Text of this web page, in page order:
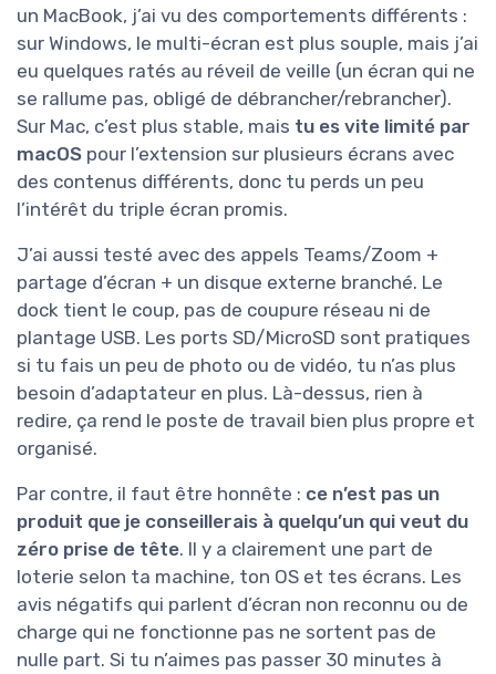
un MacBook, j’ai vu des comportements différents :
sur Windows, le multi-écran est plus souple, mais j’ai
eu quelques ratés au réveil de veille (un écran qui ne
se rallume pas, obligé de débrancher/rebrancher).
Sur Mac, c’est plus stable, mais tu es vite limité par
macOS pour l’extension sur plusieurs écrans avec
des contenus différents, donc tu perds un peu
l’intérêt du triple écran promis.
J’ai aussi testé avec des appels Teams/Zoom +
partage d’écran + un disque externe branché. Le
dock tient le coup, pas de coupure réseau ni de
plantage USB. Les ports SD/MicroSD sont pratiques
si tu fais un peu de photo ou de vidéo, tu n’as plus
besoin d’adaptateur en plus. Là-dessus, rien à
redire, ça rend le poste de travail bien plus propre et
organisé.
Par contre, il faut être honnête : ce n’est pas un
produit que je conseillerais à quelqu’un qui veut du
zéro prise de tête. Il y a clairement une part de
loterie selon ta machine, ton OS et tes écrans. Les
avis négatifs qui parlent d’écran non reconnu ou de
charge qui ne fonctionne pas ne sortent pas de
nulle part. Si tu n’aimes pas passer 30 minutes à